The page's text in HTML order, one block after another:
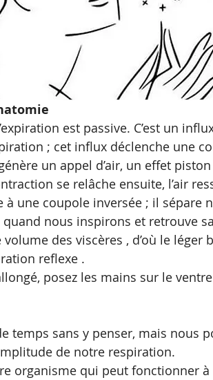
est passive. C’est un
; cet influx déclenche une
un appel d’air, un effet
se relâche ensuite, l’air
à une coupole inversée ; il sépare
nous inspirons et retrouve
volume des viscères , d’où le
reflexe .
posez les mains sur le
temps sans y penser, mais nous
de notre respiration.
organisme qui peut fonctionner